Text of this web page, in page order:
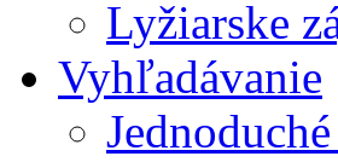
Lyžiarske
Vyhľadávanie